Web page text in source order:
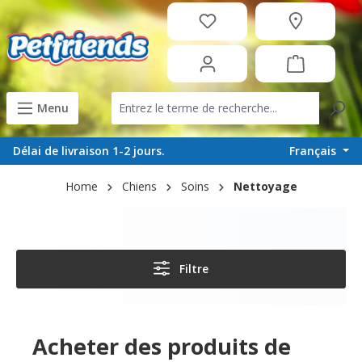
principal
Menu
Délai de livraison 1-2 jours. Français
Home Chiens Soins Nettoyage
Filtre
Acheter des produits de